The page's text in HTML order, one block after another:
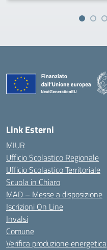
Link Esterni
MIUR
Ufficio Scolastico Regionale
Ufficio Scolastico Territoriale
Scuola in Chiaro
MAD – Messe a disposizione
Iscrizioni On Line
Invalsi
Comune
Verifica produzione energetica